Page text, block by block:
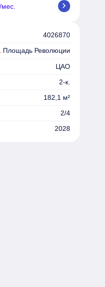
chevron_right
4026870
Площадь Революции
ЦАО
2-к.
182,1 м²
2/4
2028